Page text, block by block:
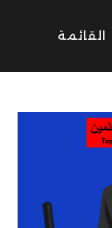
القائمة